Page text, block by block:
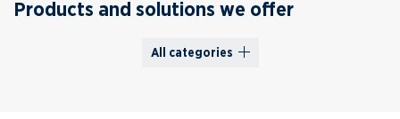
Products and solutions we offer
All categories